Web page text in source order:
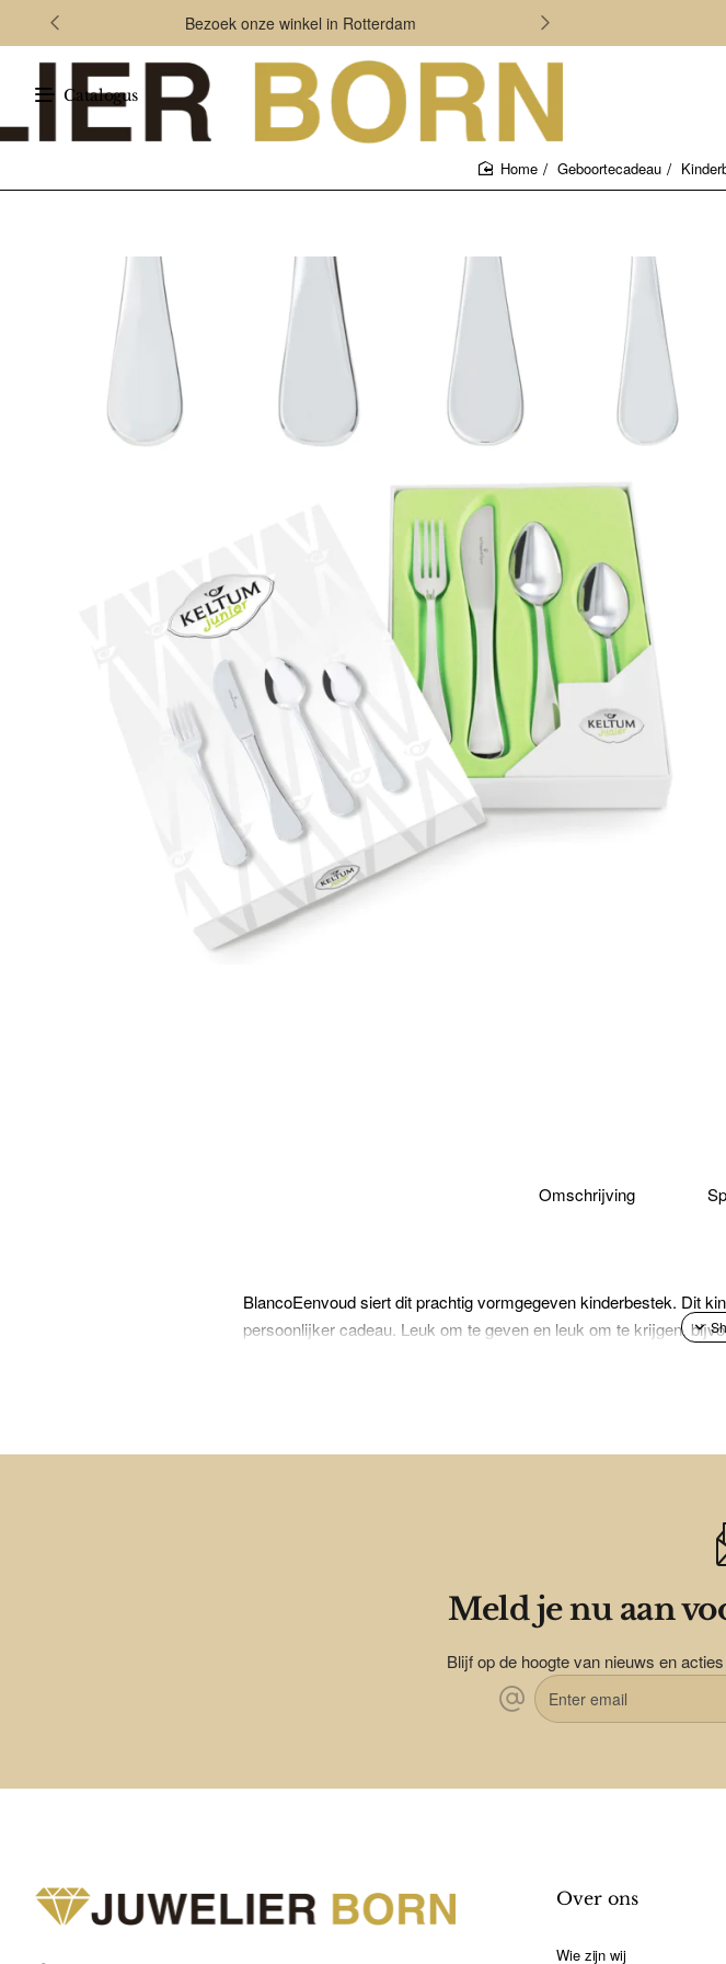
Bezoek onze winkel in Rotterdam
Catalogus
Geboortecadeau
Omschrijving
BlancoEenvoud siert dit prachtig vormgegeven kinderbestek. Dit
persoonlijker cadeau. Leuk om te geven en leuk om te krijgen,
Meld je nu aan
Blijf op de hoogte van nieuws en
Enter
email
Over ons
Wie zijn wij